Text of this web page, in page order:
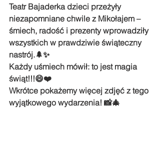
Teatr Bajaderka dzieci przeżyły
niezapomniane chwile z Mikołajem –
śmiech, radość i prezenty wprowadziły
wszystkich w prawdziwie świąteczny
nastrój.🌲✨
Każdy uśmiech mówił: to jest magia
świąt!!!😄❤️
Wkrótce pokażemy więcej zdjęć z tego
wyjątkowego wydarzenia! 📸🎄